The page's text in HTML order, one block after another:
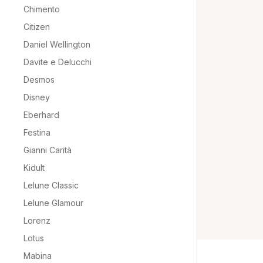
Chimento
Citizen
Daniel Wellington
Davite e Delucchi
Desmos
Disney
Eberhard
Festina
Gianni Carità
Kidult
Lelune Classic
Lelune Glamour
Lorenz
Lotus
Mabina